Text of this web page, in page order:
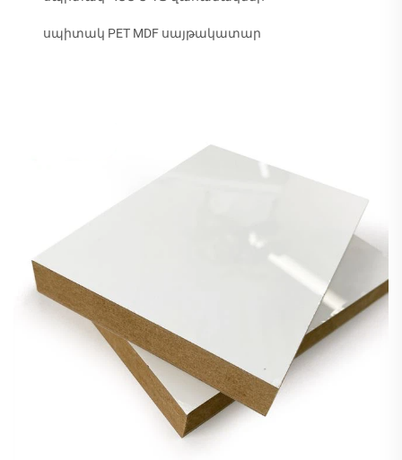
սպիտակ PET MDF սայթակատար